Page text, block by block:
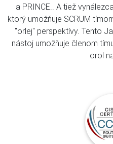
a PRINCE.. A tiež
ktorý umožňuje SCRUM
"orlej" perspektívy. Tento
nástoj umožňuje členom
orol